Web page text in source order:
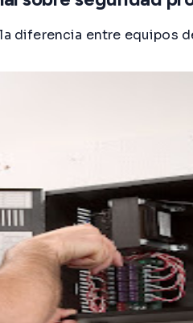
diferencia entre